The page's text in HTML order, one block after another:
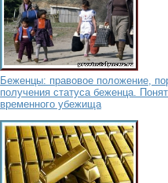
Беженцы: правовое положение,
получения статуса беженца.
временного убежища